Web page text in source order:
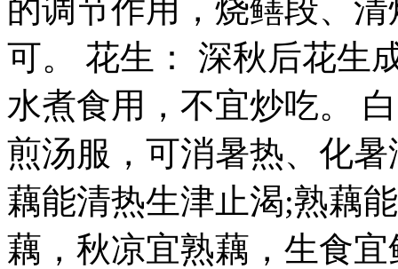
的调节作用，烧鳝段、
可。 花生： 深秋后花生
水煮食用，不宜炒吃。
煎汤服，可消暑热、化
藕能清热生津止渴;熟藕
藕，秋凉宜熟藕，生食